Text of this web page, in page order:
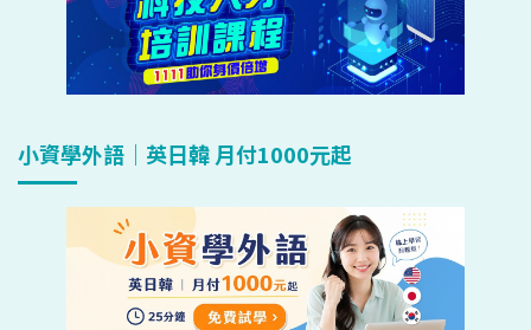
小資學外語｜英日韓 月付1000元起